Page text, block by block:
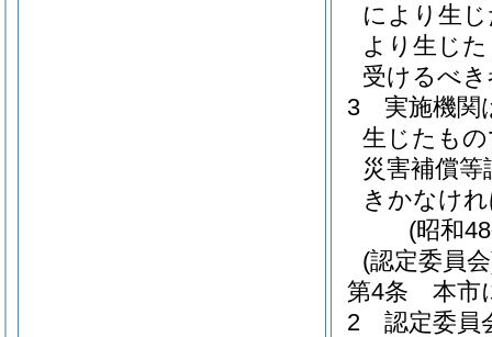
により生
より生じ
受けるべ
3
実施機関
生じたも
災害補償等
きかなけ
(昭和
(認定委員
第4条
本市
2
認定委員